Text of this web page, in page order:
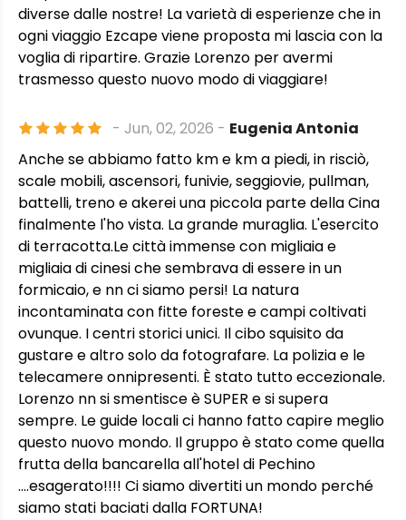
diverse dalle nostre! La varietà di esperienze che in
ogni viaggio Ezcape viene proposta mi lascia con la
voglia di ripartire. Grazie Lorenzo per avermi
trasmesso questo nuovo modo di viaggiare!
- Jun, 02, 2026 - Eugenia Antonia
Anche se abbiamo fatto km e km a piedi, in risciò,
scale mobili, ascensori, funivie, seggiovie, pullman,
battelli, treno e akerei una piccola parte della Cina
finalmente l'ho vista. La grande muraglia. L'esercito
di terracotta.Le città immense con migliaia e
migliaia di cinesi che sembrava di essere in un
formicaio, e nn ci siamo persi! La natura
incontaminata con fitte foreste e campi coltivati
ovunque. I centri storici unici. Il cibo squisito da
gustare e altro solo da fotografare. La polizia e le
telecamere onnipresenti. È stato tutto eccezionale.
Lorenzo nn si smentisce è SUPER e si supera
sempre. Le guide locali ci hanno fatto capire meglio
questo nuovo mondo. Il gruppo è stato come quella
frutta della bancarella all'hotel di Pechino
....esagerato!!!! Ci siamo divertiti un mondo perché
siamo stati baciati dalla FORTUNA!